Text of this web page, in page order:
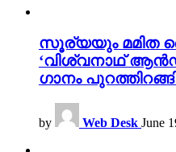
സൂര്യയും മമിത
‘വിശ്വനാഥ്
ഗാനം പുറത്തിറങ്ങി
by Web Desk June